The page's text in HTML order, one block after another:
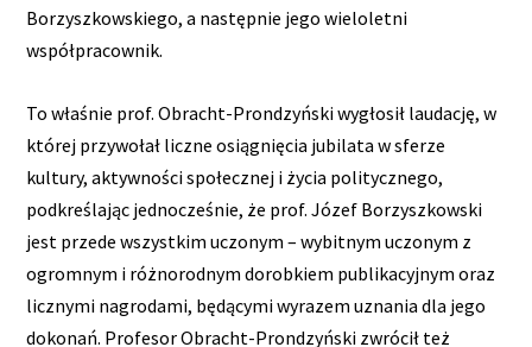
Borzyszkowskiego, a następnie jego wieloletni
współpracownik.
To właśnie prof. Obracht-Prondzyński wygłosił laudację, w
której przywołał liczne osiągnięcia jubilata w sferze
kultury, aktywności społecznej i życia politycznego,
podkreślając jednocześnie, że prof. Józef Borzyszkowski
jest przede wszystkim uczonym – wybitnym uczonym z
ogromnym i różnorodnym dorobkiem publikacyjnym oraz
licznymi nagrodami, będącymi wyrazem uznania dla jego
dokonań. Profesor Obracht-Prondzyński zwrócił też